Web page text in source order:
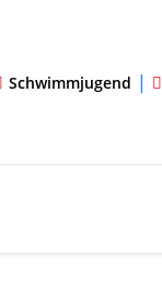
Schwimmjugend |